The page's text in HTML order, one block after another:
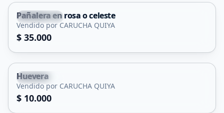
Concarán
Pañalera en rosa o celeste
Vendido por CARUCHA QUIYA
$ 35.000
Concarán
Huevera
Vendido por CARUCHA QUIYA
$ 10.000